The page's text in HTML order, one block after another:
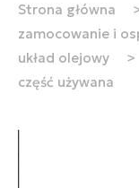
Strona główna
zamocowanie i
układ olejowy
>
część używana